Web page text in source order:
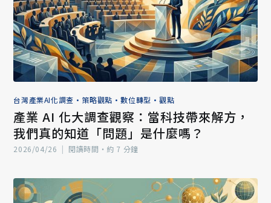
台灣產業AI化調查 • 策略觀點 •數位轉型 •觀點
產業 AI 化大調查觀察：當科技帶來解方，
我們真的知道「問題」是什麼嗎？
2026/04/26 | 閱讀時間‧約 7 分鐘